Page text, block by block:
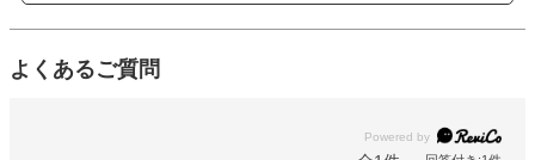
よくあるご質問
Powered by